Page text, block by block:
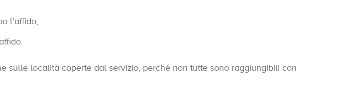
l’affido;
sulle località coperte dal servizio, perché non tutte sono raggiungibili con